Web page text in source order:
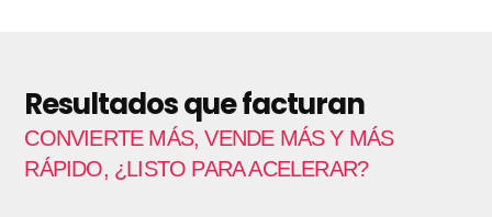
Resultados que facturan
CONVIERTE MÁS, VENDE MÁS Y MÁS
RÁPIDO, ¿LISTO PARA ACELERAR?